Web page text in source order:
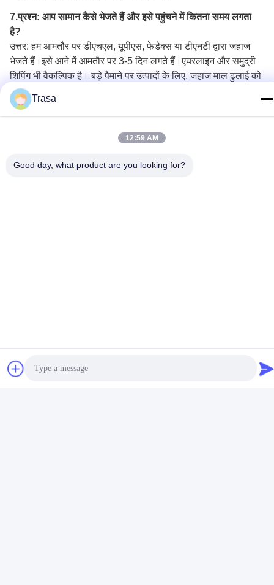
7.प्रश्न: आप सामान कैसे भेजते हैं और इसे पहुंचने में कितना समय लगता
है?
उत्तर: हम आमतौर पर डीएचएल, यूपीएस, फेडेक्स या टीएनटी द्वारा जहाज
भेजते हैं।इसे आने में आमतौर पर 3-5 दिन लगते हैं।एयरलाइन और समुद्री
शिपिंग भी वैकल्पिक है। बड़े पैमाने पर उत्पादों के लिए, जहाज माल ढुलाई को
प्राथमिकता दी जाती है।
आपका स्वागत है प्रतिक्रिया ट्रासा
Trasa
12:59 AM
Good day, what product are you looking for?